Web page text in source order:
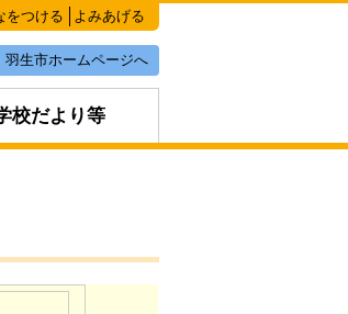
をつける よみあげる
羽生市ホームページへ
校だより等